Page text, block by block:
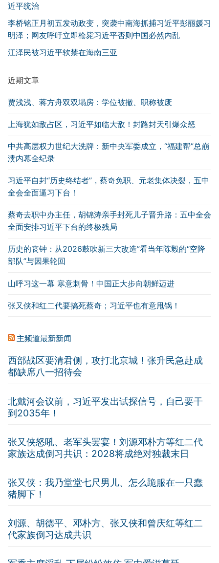
近平统治
李桥铭正月初五发动政变，突袭中南海抓捕习近平彭丽媛习
明泽；网友呼吁立即枪毙习近平否则中国必然内乱
江泽民被习近平软禁在海南三亚
近期文章
贾浅浅、蒋方舟双双塌房：学位被撤、职称被废
上海犹如敌占区，习近平如临大敌！封路封天引爆众怒
中共高层权力世纪大洗牌：新中央军委成立，“福建帮”总崩
溃内幕全纪录
习近平自封“历史终结者”，蔡奇免职、元老集体决裂，五中
全会全面逼习下台！
蔡奇去职中办主任，胡锦涛亲手封死儿子晋升路：五中全会
全面安排习近平下台的终极残局
历史的丧钟：从2026鼓吹新三大改造”看当年陈毅的“空降
部队”与因果轮回
山呼习这一幕 寒意刺骨！中国正大步向朝鲜迈进
张又侠和红二代要搞死蔡奇；习近平也有意甩锅！
主频道最新新闻
西部战区要清君侧，攻打北京城！张升民急赴成
都缺席八一招待会
北戴河会议前，习近平发出试探信号，自己要干
到2035年！
张又侠怒吼、老军头罢宴！刘源邓朴方等红二代
家族达成倒习共识：2028将成绝对独裁末日
张又侠：我乃堂堂七尺男儿、怎么跪服在一只蠢
猪脚下！
刘源、胡德平、邓朴方、张又侠和曾庆红等红二
代家族倒习达成共识